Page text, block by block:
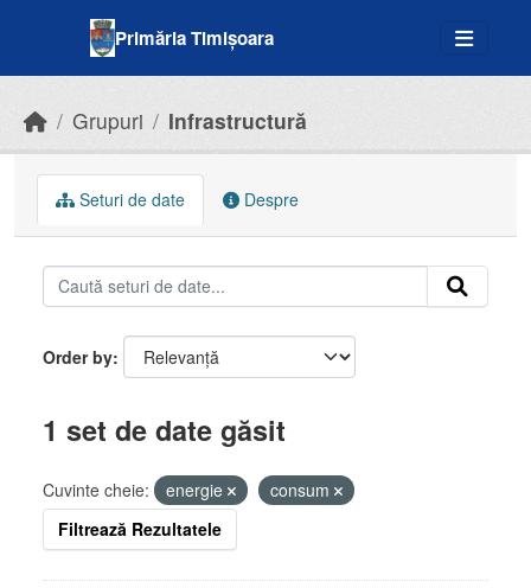
Primăria Timișoara
Grupuri Infrastructură
Seturi de date Despre
Order by
1 set de date găsit
Cuvinte cheie: energie
consum
Filtrează Rezultatele